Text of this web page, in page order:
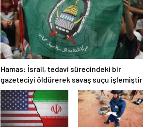
Hamas: İsrail, tedavi sürecindeki bir
gazeteciyi öldürerek savaş suçu işlemiştir